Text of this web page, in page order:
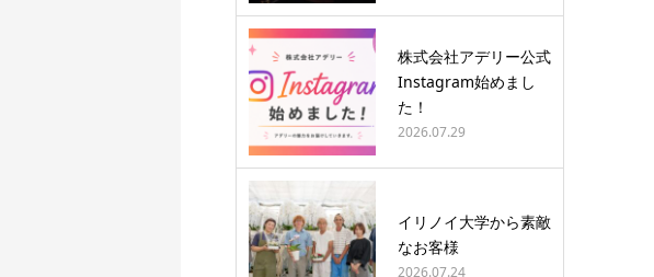
株式会社アデリー公式
Instagram始めまし
た！
2026.07.29
イリノイ大学から素敵
なお客様
2026.07.24